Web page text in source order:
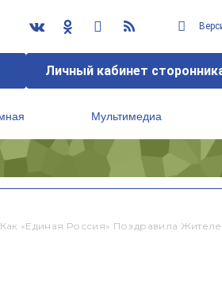
Личный кабинет
Мультимедиа
«Единая Россия» Поздравила